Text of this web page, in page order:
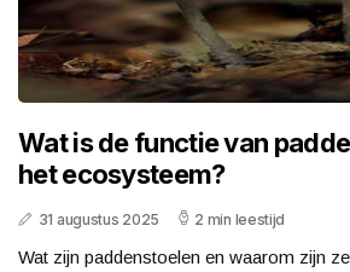
Wat is de functie van
het ecosysteem?
31 augustus 2025 2 min leestijd
Wat zijn paddenstoelen en waarom zijn